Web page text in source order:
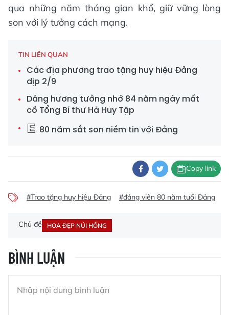
qua những năm tháng gian khổ, giữ vững lòng
son với lý tưởng cách mạng.
TIN LIÊN QUAN
Các địa phương trao tặng huy hiệu Đảng
dịp 2/9
Dâng hương tưởng nhớ 84 năm ngày mất
cố Tổng Bí thư Hà Huy Tập
80 năm sắt son niềm tin với Đảng
Copy link
#Trao tặng huy hiệu Đảng #đảng viên 80 năm tuổi Đảng
Chủ đề HOA ĐẸP NÚI HỒNG
BÌNH LUẬN